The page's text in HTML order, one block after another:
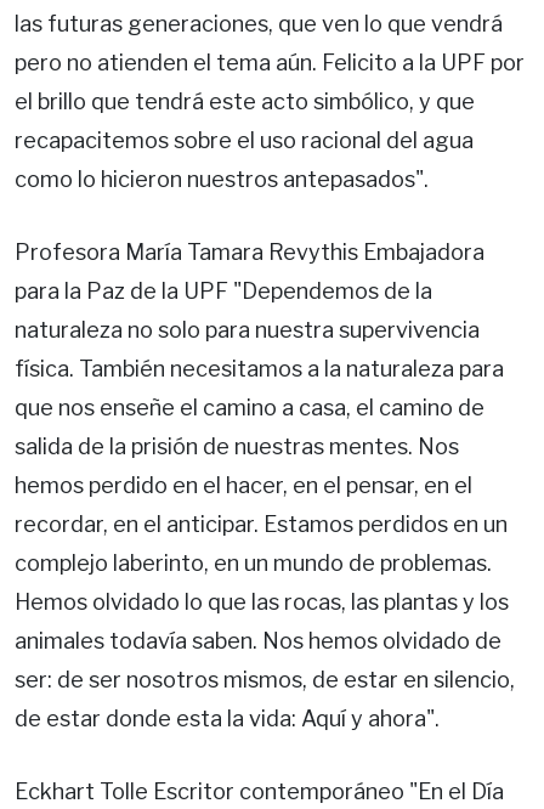
las futuras generaciones, que ven lo que vendrá
pero no atienden el tema aún. Felicito a la UPF por
el brillo que tendrá este acto simbólico, y que
recapacitemos sobre el uso racional del agua
como lo hicieron nuestros antepasados".
Profesora María Tamara Revythis Embajadora
para la Paz de la UPF "Dependemos de la
naturaleza no solo para nuestra supervivencia
física. También necesitamos a la naturaleza para
que nos enseñe el camino a casa, el camino de
salida de la prisión de nuestras mentes. Nos
hemos perdido en el hacer, en el pensar, en el
recordar, en el anticipar. Estamos perdidos en un
complejo laberinto, en un mundo de problemas.
Hemos olvidado lo que las rocas, las plantas y los
animales todavía saben. Nos hemos olvidado de
ser: de ser nosotros mismos, de estar en silencio,
de estar donde esta la vida: Aquí y ahora".
Eckhart Tolle Escritor contemporáneo "En el Día